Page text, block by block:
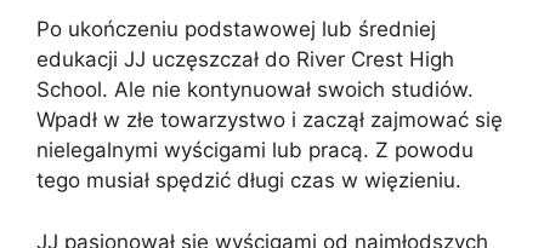
Po ukończeniu podstawowej lub średniej
edukacji JJ uczęszczał do River Crest High
School. Ale nie kontynuował swoich studiów.
Wpadł w złe towarzystwo i zaczął zajmować się
nielegalnymi wyścigami lub pracą. Z powodu
tego musiał spędzić długi czas w więzieniu.
JJ pasjonował się wyścigami od najmłodszych